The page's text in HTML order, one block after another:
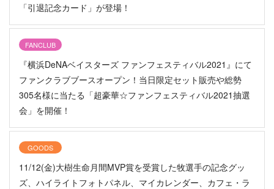
「引退記念カード」が登場！
FANCLUB
『横浜DeNAベイスターズ ファンフェスティバル2021』にて
ファンクラブブースオープン！当日限定セット販売や総勢
305名様に当たる「超豪華☆ファンフェスティバル2021抽選
会」を開催！
GOODS
11/12(金)大樹生命月間MVP賞を受賞した牧選手の記念グッ
ズ、ハイライトフォトパネル、マイカレンダー、カフェ・ラ